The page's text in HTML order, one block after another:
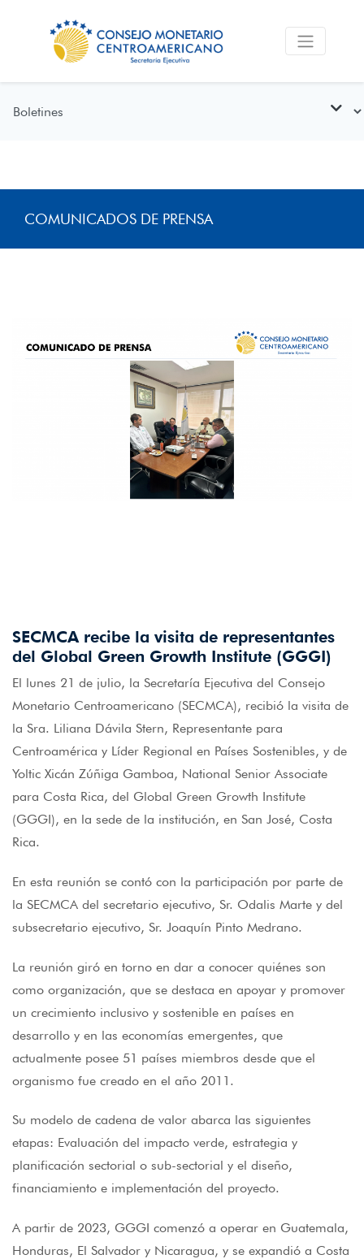
COMUNICADOS DE PRENSA
SECMCA recibe la visita de representantes
del Global Green Growth Institute (GGGI)
El lunes 21 de julio, la Secretaría Ejecutiva del Consejo
Monetario Centroamericano (SECMCA), recibió la visita de
la Sra. Liliana Dávila Stern, Representante para
Centroamérica y Líder Regional en Países Sostenibles, y de
Yoltic Xicán Zúñiga Gamboa, National Senior Associate
para Costa Rica, del Global Green Growth Institute
(GGGI), en la sede de la institución, en San José, Costa
Rica.
En esta reunión se contó con la participación por parte de
la SECMCA del secretario ejecutivo, Sr. Odalis Marte y del
subsecretario ejecutivo, Sr. Joaquín Pinto Medrano.
La reunión giró en torno en dar a conocer quiénes son
como organización, que se destaca en apoyar y promover
un crecimiento inclusivo y sostenible en países en
desarrollo y en las economías emergentes, que
actualmente posee 51 países miembros desde que el
organismo fue creado en el año 2011.
Su modelo de cadena de valor abarca las siguientes
etapas: Evaluación del impacto verde, estrategia y
planificación sectorial o sub-sectorial y el diseño,
financiamiento e implementación del proyecto.
A partir de 2023, GGGI comenzó a operar en Guatemala,
Honduras, El Salvador y Nicaragua, y se expandió a Costa